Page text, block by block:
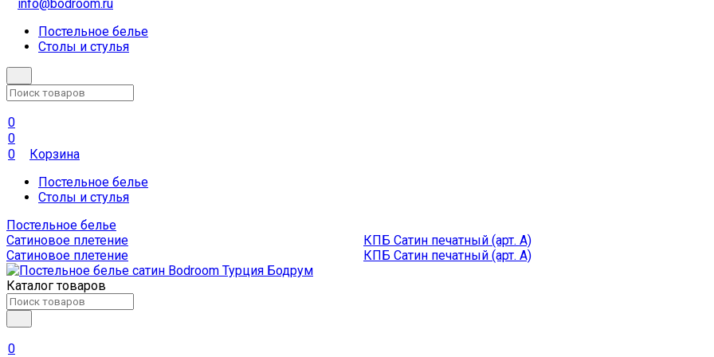
info@bodroom.ru
Постельное белье
Столы и стулья
0
0
0
Корзина
Постельное белье
Столы и стулья
Постельное белье
Сатиновое плетение
КПБ Сатин печатный (арт. A)
Сатиновое плетение
КПБ Сатин печатный (арт. A)
Каталог товаров
0